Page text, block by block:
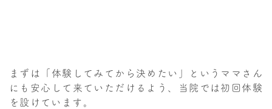
まずは「体験してみてから決めたい」というママさん
にも安心して来ていただけるよう、当院では初回体験
を設けています。